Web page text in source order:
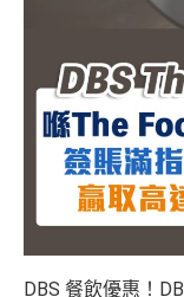
DBS 餐飲優惠！